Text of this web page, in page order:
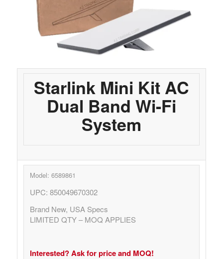
Starlink Mini Kit AC
Dual Band Wi-Fi
System
Model: 6589861
UPC: 850049670302
Brand New, USA Specs
LIMITED QTY – MOQ APPLIES
Interested? Ask for price and MOQ!
COMPRAR REACHES BUYERS
impressions. Active buyers seek out Comprar Magazine
Top 10 countries that actively seeking wholesale products
on Comprarmag.com: Venezuela, Mexico, Ecuador, Peru,
Colombia, Panama, Chile, Bolivia, Uruguay, and